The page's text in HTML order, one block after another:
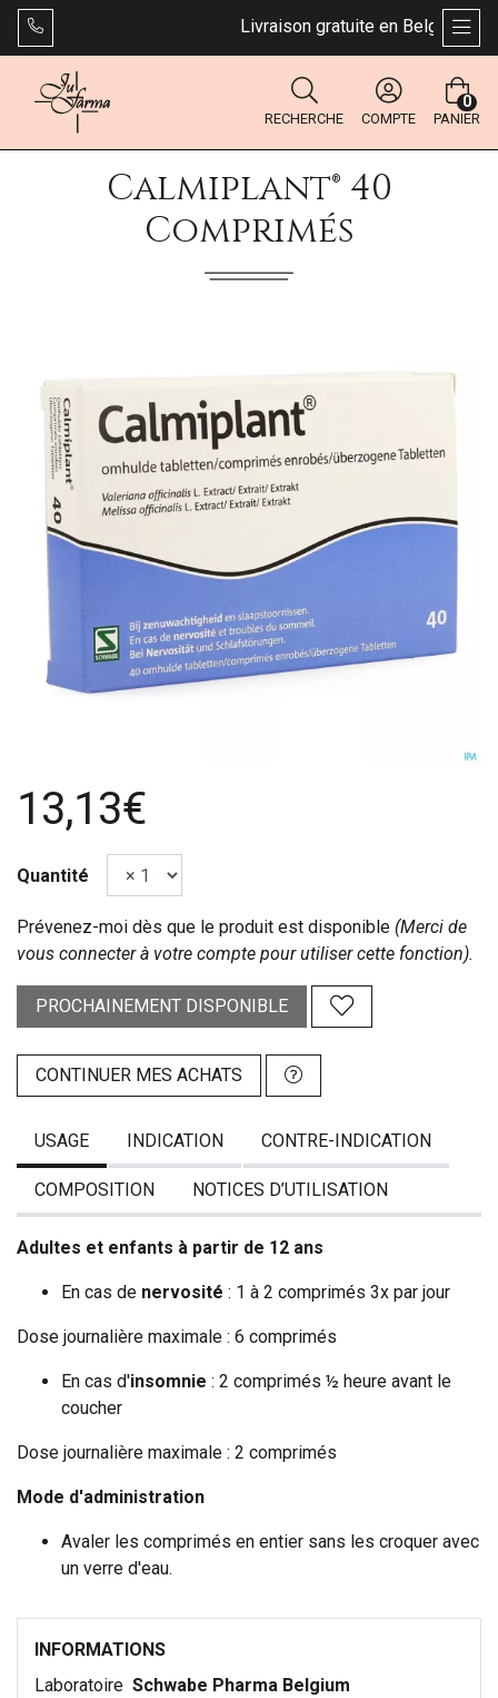
Livraison gratuite en Belgique
RECHERCHE COMPTE PANIER
0
Calmiplant® 40
Comprimés
13,13€
Quantité
Prévenez-moi dès que le produit est disponible (Merci de
vous connecter à votre compte pour utiliser cette fonction).
PROCHAINEMENT DISPONIBLE
CONTINUER MES ACHATS
USAGE INDICATION CONTRE-INDICATION
COMPOSITION NOTICES D’UTILISATION
Adultes et enfants à partir de 12 ans
En cas de nervosité : 1 à 2 comprimés 3x par jour
Dose journalière maximale : 6 comprimés
En cas d'insomnie : 2 comprimés ½ heure avant le
coucher
Dose journalière maximale : 2 comprimés
Mode d'administration
Avaler les comprimés en entier sans les croquer avec
un verre d'eau.
INFORMATIONS
Laboratoire Schwabe Pharma Belgium